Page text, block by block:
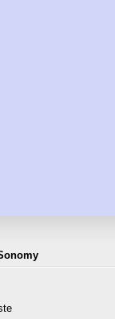
hinzufügen